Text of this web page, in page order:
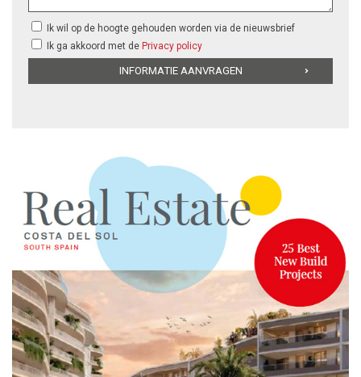
Ik wil op de hoogte gehouden worden via de nieuwsbrief
Ik ga akkoord met de Privacy policy